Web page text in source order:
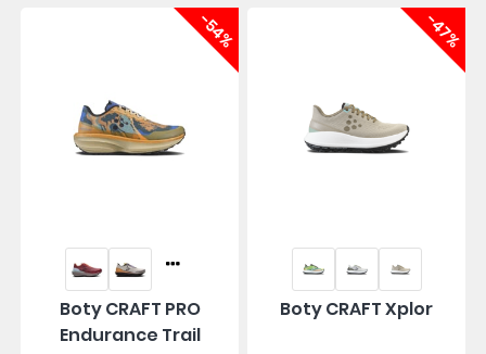
-54%
Boty CRAFT PRO
Endurance Trail
-47%
Boty CRAFT Xplor